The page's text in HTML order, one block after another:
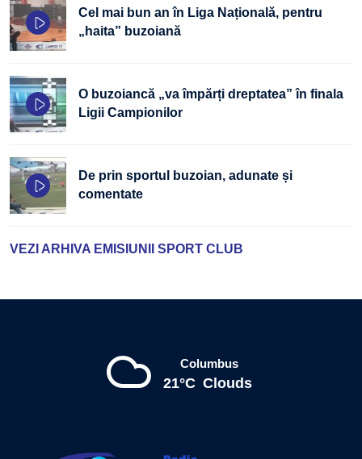
Cel mai bun an în Liga Națională, pentru
„haita” buzoiană
O buzoiancă „va împărți dreptatea” în finala
Ligii Campionilor
De prin sportul buzoian, adunate și
comentate
VEZI ARHIVA EMISIUNII SPORT CLUB
Columbus
21°C Clouds